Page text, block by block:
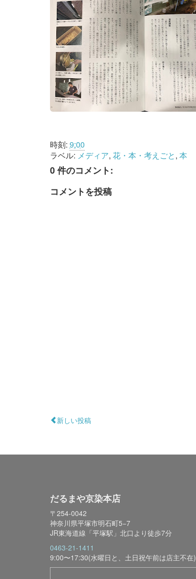
時刻: 9:00
ラベル: メディア, 花・本・考えごと, 本
0 件のコメント:
コメントを投稿
新しい投稿
だるまや京染本店
〒254-0042
神奈川県平塚市明石町5−7
JR東海道線「平塚駅」北口より徒歩7分
0463-21-1411
9:00〜17:30(水曜日と、土日祝午前は店主不在)